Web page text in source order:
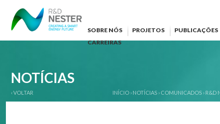
SOBRE NÓS PROJETOS
PUBLICAÇÕES
CARREIRAS
NOTÍCIAS
‹ VOLTAR INÍCIO › NOTÍCIAS › COMUNICADOS › R&D